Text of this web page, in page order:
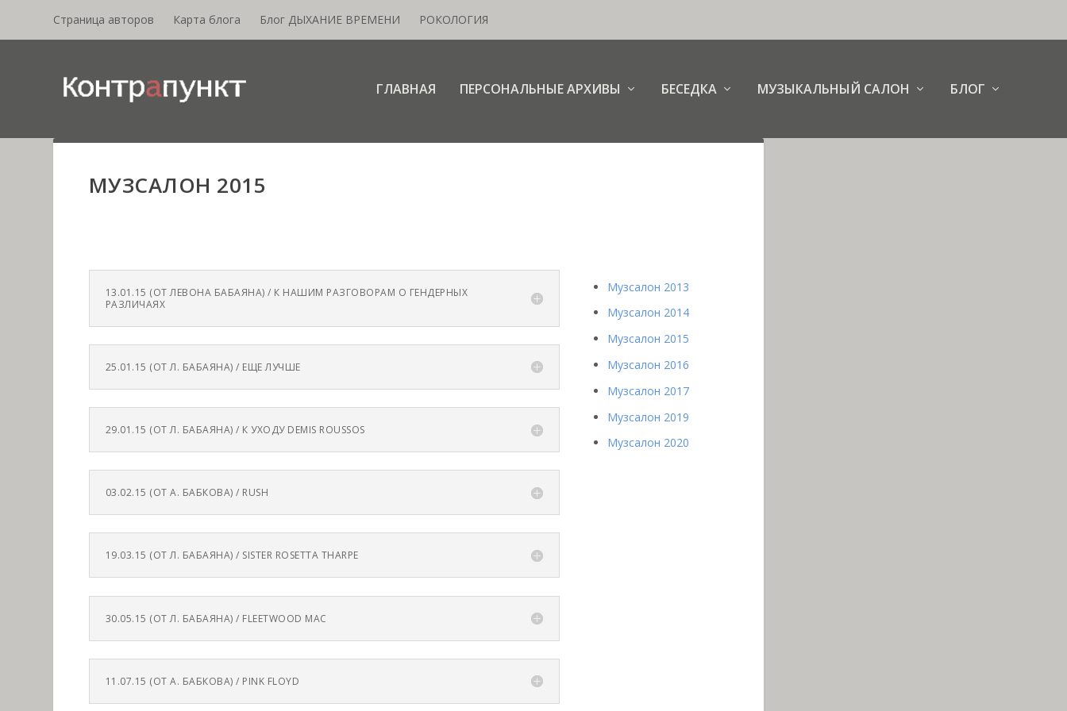
Страница авторов Карта блога Блог ДЫХАНИЕ ВРЕМЕНИ РОКОЛОГИЯ
ГЛАВНАЯ ПЕРСОНАЛЬНЫЕ АРХИВЫ БЕСЕДКА МУЗЫКАЛЬНЫЙ САЛОН БЛОГ
МУЗСАЛОН 2015
13.01.15 (ОТ ЛЕВОНА БАБАЯНА) / К НАШИМ РАЗГОВОРАМ О ГЕНДЕРНЫХ
РАЗЛИЧАЯХ
25.01.15 (ОТ Л. БАБАЯНА) / ЕЩЕ ЛУЧШЕ
29.01.15 (ОТ Л. БАБАЯНА) / К УХОДУ DEMIS ROUSSOS
03.02.15 (ОТ А. БАБКОВА) / RUSH
19.03.15 (ОТ Л. БАБАЯНА) / SISTER ROSETTA THARPE
30.05.15 (ОТ Л. БАБАЯНА) / FLEETWOOD MAC
11.07.15 (ОТ А. БАБКОВА) / PINK FLOYD
Музсалон 2013
Музсалон 2014
Музсалон 2015
Музсалон 2016
Музсалон 2017
Музсалон 2019
Музсалон 2020